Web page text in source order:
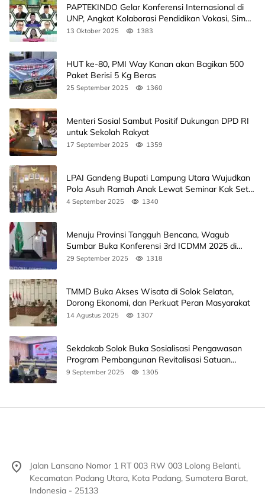
PAPTEKINDO Gelar Konferensi Internasional di
UNP, Angkat Kolaborasi Pendidikan Vokasi, Simak
Agendanya
13 Oktober 2025 1383
HUT ke-80, PMI Way Kanan akan Bagikan 500
Paket Berisi 5 Kg Beras
25 September 2025 1360
Menteri Sosial Sambut Positif Dukungan DPD RI
untuk Sekolah Rakyat
17 September 2025 1359
LPAI Gandeng Bupati Lampung Utara Wujudkan
Pola Asuh Ramah Anak Lewat Seminar Kak Seto,
Ini Jadwalnya
4 September 2025 1340
Menuju Provinsi Tangguh Bencana, Wagub
Sumbar Buka Konferensi 3rd ICDMM 2025 di
Unand
29 September 2025 1318
TMMD Buka Akses Wisata di Solok Selatan,
Dorong Ekonomi, dan Perkuat Peran Masyarakat
14 Agustus 2025 1307
Sekdakab Solok Buka Sosialisasi Pengawasan
Program Pembangunan Revitalisasi Satuan
Pendidikan
9 September 2025 1305
Jalan Lansano Nomor 1 RT 003 RW 003 Lolong Belanti,
Kecamatan Padang Utara, Kota Padang, Sumatera Barat,
Indonesia - 25133